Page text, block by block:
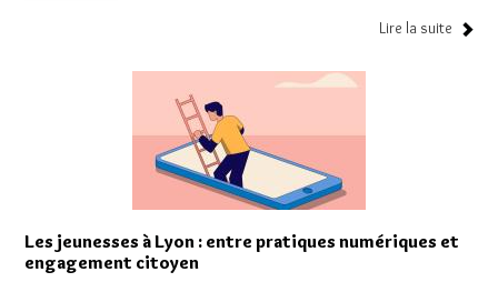
Lire la suite
Les jeunesses à Lyon : entre pratiques numériques et
engagement citoyen